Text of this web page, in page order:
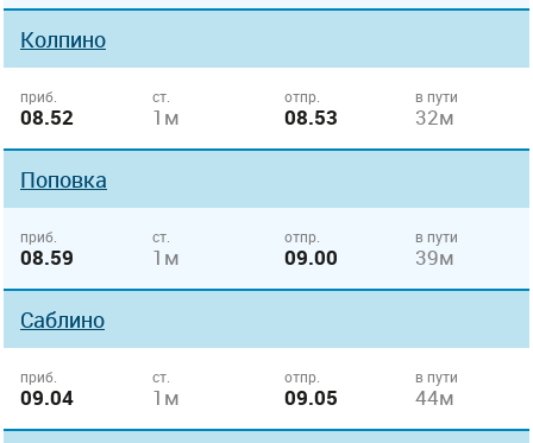
Колпино
приб.
08.52
ст.
1м
отпр.
08.53
в пути
32м
Поповка
приб.
08.59
ст.
1м
отпр.
09.00
в пути
39м
Саблино
приб.
09.04
ст.
1м
отпр.
09.05
в пути
44м